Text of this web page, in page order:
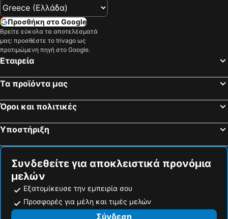
Προσθήκη στο Google
Βρείτε εύκολα τα αποτελέσματά
μας: προσθέστε το trivago ως
προτιμώμενη πηγή στο Google.
Εταιρεία
Τα προϊόντα μας
Όροι και πολιτικές
Υποστήριξη
Συνδεθείτε για αποκλειστικά προνόμια
μελών
Εξατομίκευσε την εμπειρία σου
Προσφορές για μέλη και τιμές μελών
Σύνδεση